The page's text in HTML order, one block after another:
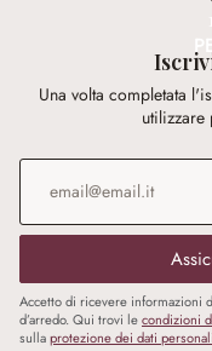
Una volta completata
Indirizzo e-mail
Accetto di ricevere informazioni
d’arredo. Qui trovi lecondizioni
sullaprotezione dei dati personali